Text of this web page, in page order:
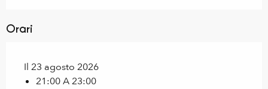
Orari
Il 23 agosto 2026
21:00 A 23:00